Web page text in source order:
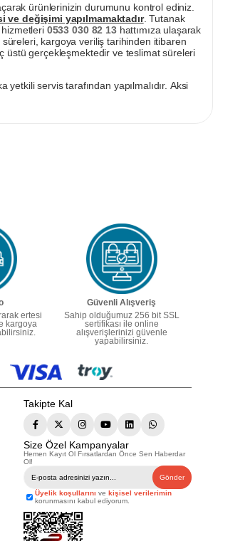
ürünlerinizin durumunu kontrol ediniz.
ve değişimi yapılmamaktadır. Tutanak
hizmetleri 0533 030 82 13hattımıza ulaşarak
kargoya veriliş tarihinden itibaren
üstü gerçekleşmektedir ve teslimat süreleri
yetkili servis tarafından yapılmalıdır. Aksi
ertesi
kargoya
Güvenli Alışveriş
Sahip olduğumuz 256 bit SSL
sertifikası ile online
alışverişlerinizi güvenle
yapabilirsiniz.
Takipte Kal
Size Özel Kampanyalar
Hemen Kayıt Ol Fırsatlardan Önce Sen Haberdar
Ol!
Gönder
Üyelik koşullarını ve kişisel verilerimin
korunmasını kabul ediyorum.